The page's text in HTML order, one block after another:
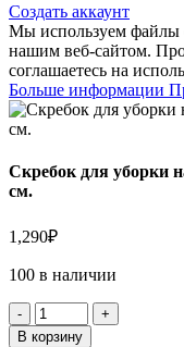
Создать аккаунт
Мы используем файлы
нашим веб-сайтом.
соглашаетесь на
Больше информации
Скребок для уборки
см.
1,290₽
100 в наличии
В корзину